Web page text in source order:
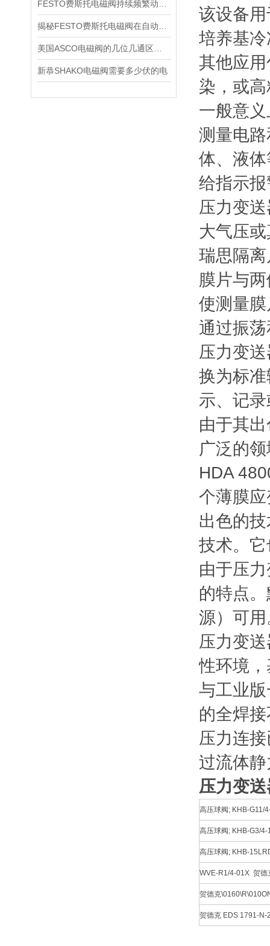
新恭SHAKO电磁阀需要多少伏的电
该设备
培养基
其他应
染，或
一般意
测量电
体、液
给指示
压力变
大气压
瑞思隔
膜片与
使测量
通过振
压力变
换为标
示、记
由于其
广泛的
HDA
个薄膜
出色的
技术。
由于压
的特点
源）可用
压力变
性环境
与工业
的全焊
压力连
过流体
压力变
高压球阀; KHB-G11/
高压球阀; KHB-G3/4-
高压球阀; KHB-
WVE-R1/4-01X 贺德
贺德克
贺德克 EDS 1791-N-